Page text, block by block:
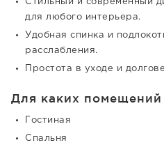
Стильный и современный
для любого интерьера.
Удобная спинка и
расслабления.
Простота в уходе и
Для каких помещений
Гостиная
Спальня